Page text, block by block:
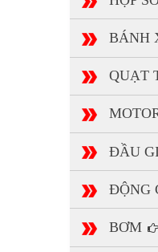
BÁNH
QUẠT
ĐẦU
ĐỘNG
BƠM